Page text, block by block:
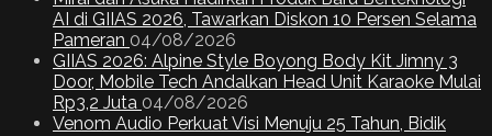
AI di GIIAS 2026, Tawarkan Diskon 10 Persen Selama
Pameran 04/08/2026
GIIAS 2026: Alpine Style Boyong Body Kit Jimny 3
Door, Mobile Tech Andalkan Head Unit Karaoke Mulai
Rp3,2 Juta 04/08/2026
Venom Audio Perkuat Visi Menuju 25 Tahun, Bidik